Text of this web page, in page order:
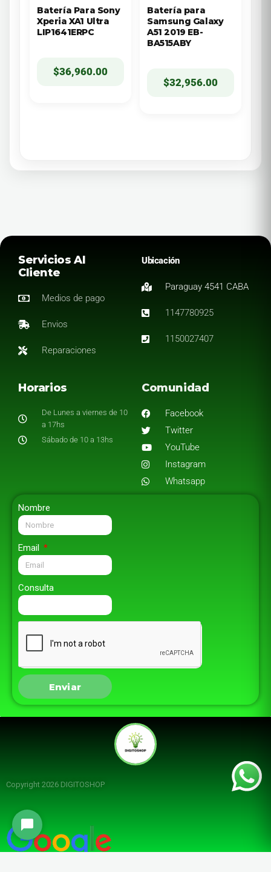
Batería Para Sony
Xperia XA1 Ultra
LIP1641ERPC
$36,960.00
Batería para
Samsung Galaxy
A51 2019 EB-
BA515ABY
$32,956.00
Servicios Al
Cliente
Medios de pago
Envios
Reparaciones
Ubicación
Paraguay 4541 CABA
1147780925
1150027407
Horarios
De Lunes a viernes de 10
a 17hs
Sábado de 10 a 13hs
Comunidad
Facebook
Twitter
YouTube
Instagram
Whatsapp
Nombre
Email
Consulta
Enviar
Copyright 2026 DIGITOSHOP